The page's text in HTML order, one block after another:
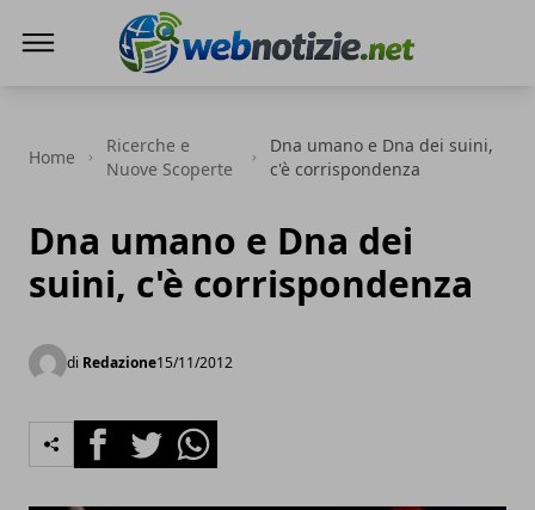
Home
Ricerche e
Nuove Scoperte
Dna umano e Dna dei suini,
c'è corrispondenza
Dna umano e Dna dei
suini, c'è corrispondenza
di Redazione15/11/2012
FacebookTwitterWhatsapp